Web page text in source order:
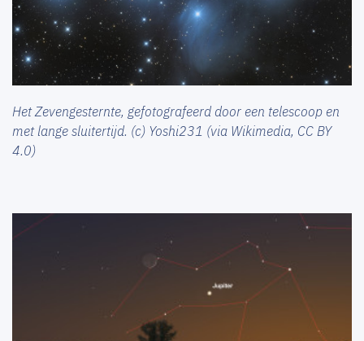
Het Zevengesternte, gefotografeerd door een telescoop en
met lange sluitertijd. (c) Yoshi231 (via Wikimedia, CC BY
4.0)